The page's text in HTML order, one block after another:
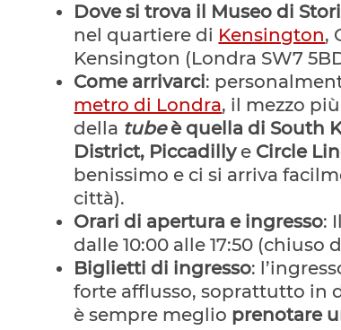
Dove si trova il Museo di
nel quartiere di Kensington,
Kensington (Londra SW7
Come arrivarci:
metro di Londra, il mezzo
della tubeè quella di South
District, Piccadillye Circle
benissimo e ci si arriva
città).
Orari di apertura e ingresso:
dalle 10:00 alle 17:50 (chiuso
Biglietti di ingresso:
forte afflusso, soprattutto in
è sempre meglio prenotare